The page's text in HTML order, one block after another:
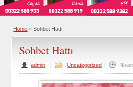
Home » Sohbet Hattı
Sohbet Hattı
admin | Uncategorized |